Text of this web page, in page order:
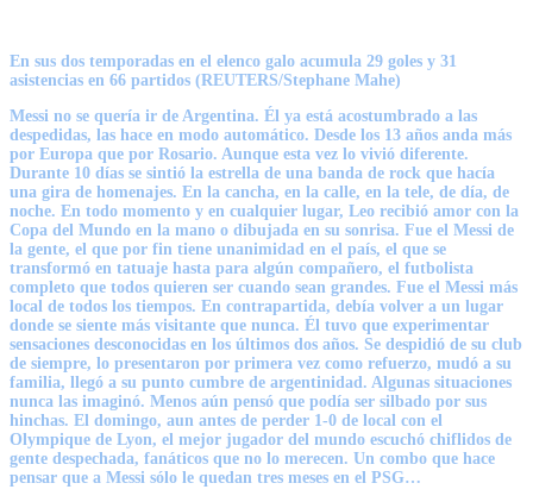
En sus dos temporadas en el elenco galo acumula 29 goles y 31
asistencias en 66 partidos (REUTERS/Stephane Mahe)
Messi no se quería ir de Argentina. Él ya está acostumbrado a las
despedidas, las hace en modo automático. Desde los 13 años anda más
por Europa que por Rosario. Aunque esta vez lo vivió diferente.
Durante 10 días se sintió la estrella de una banda de rock que hacía
una gira de homenajes. En la cancha, en la calle, en la tele, de día, de
noche. En todo momento y en cualquier lugar, Leo recibió amor con la
Copa del Mundo en la mano o dibujada en su sonrisa. Fue el Messi de
la gente, el que por fin tiene unanimidad en el país, el que se
transformó en tatuaje hasta para algún compañero, el futbolista
completo que todos quieren ser cuando sean grandes. Fue el Messi más
local de todos los tiempos. En contrapartida, debía volver a un lugar
donde se siente más visitante que nunca. Él tuvo que experimentar
sensaciones desconocidas en los últimos dos años. Se despidió de su club
de siempre, lo presentaron por primera vez como refuerzo, mudó a su
familia, llegó a su punto cumbre de argentinidad. Algunas situaciones
nunca las imaginó. Menos aún pensó que podía ser silbado por sus
hinchas. El domingo, aun antes de perder 1-0 de local con el
Olympique de Lyon, el mejor jugador del mundo escuchó chiflidos de
gente despechada, fanáticos que no lo merecen. Un combo que hace
pensar que a Messi sólo le quedan tres meses en el PSG…